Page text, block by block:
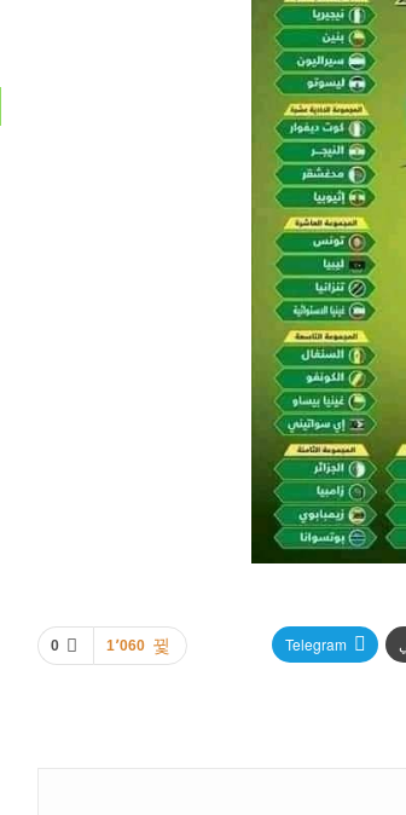
0 1٬060 Telegram